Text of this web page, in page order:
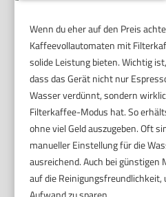
Wenn du eher auf den Preis
Kaffeevollautomaten mit
solide Leistung bieten. Wichtig
dass das Gerät nicht nur
Wasser verdünnt, sondern
Filterkaffee-Modus hat. So
ohne viel Geld auszugeben. Oft
manueller Einstellung für die
ausreichend. Auch bei
auf die